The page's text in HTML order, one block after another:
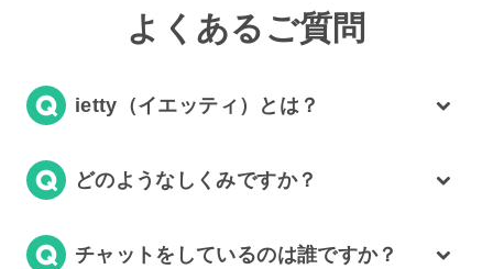
よくあるご質問
ietty（イエッティ）とは？
どのようなしくみですか？
チャットをしているのは誰ですか？